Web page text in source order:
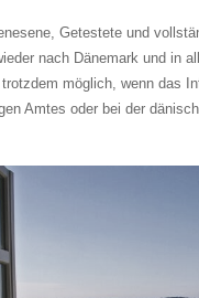
Getestete und
nach Dänemark und in
möglich, wenn das
Amtes oder bei der